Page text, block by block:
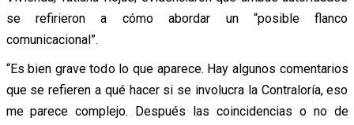
se refirieron a cómo abordar un “posible flanco
comunicacional”.
“Es bien grave todo lo que aparece. Hay algunos comentarios
que se refieren a qué hacer si se involucra la Contraloría, eso
me parece complejo. Después las coincidencias o no de